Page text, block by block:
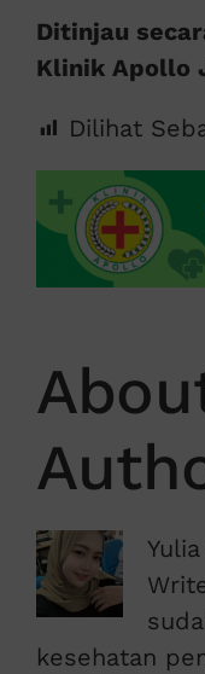
Ditinjau
Klinik Apollo
Dilihat
kesehatan